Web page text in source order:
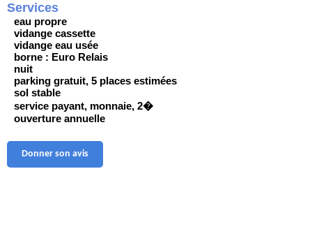
Services
eau propre
vidange cassette
vidange eau usée
borne : Euro Relais
nuit
parking gratuit, 5 places estimées
sol stable
service payant, monnaie, 2�
ouverture annuelle
Donner son avis